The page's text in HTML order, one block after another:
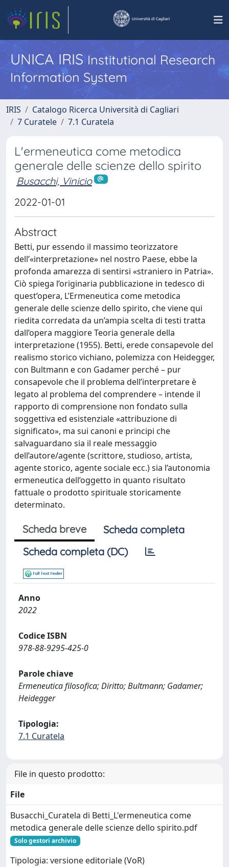
UNICA IRISInstitutional Research
Information System
IRIS
Catalogo Ricerca Università di Cagliari
7 Curatele
7.1 Curatela
L'ermeneutica come metodica
generale delle scienze dello spirito
Busacchi, Vinicio
2022-01-01
Abstract
Betti, pur essendo il massimo teorizzatore
dell’«interpretazione» nel nostro Paese, ebbe la
profonda amarezza di sentirsi «straniero in Patria».
Ciò spiega l’originaria pubblicazione in tedesco di
quest’opera, L’Ermeneutica come metodica
generale delle scienze dello spirito, che viene qui
riedita corredata da un’ampia scelta di testi tratta
dall’opera maggiore Teoria generale della
interpretazione (1955). Betti, erede consapevole del
realismo storico vichiano, polemizza con Heidegger,
con Bultmann e con Gadamer perché – pur
consapevole che il problema dell’interpretare è
legato al problema del comprendere – intende il
rapporto di comprensione non fondato sulla
soggettiva ed esistenziale «attribuzione di
significato», ma sui canoni e principi che
salvaguardano sia il reale messaggio
dell’autore/agente (scrittore, studioso, artista,
agente storico, agente sociale ecc.) sia l’autonomia
ermeneutica dell’oggetto in quanto risultato
fattuale o prodotto spirituale storicamente
determinato.
Scheda breve
Scheda completa
Scheda completa (DC)
Anno
2022
Codice ISBN
978-88-9295-425-0
Parole chiave
Ermeneutica filosofica; Diritto; Bultmann; Gadamer;
Heidegger
Tipologia:
7.1 Curatela
File in questo prodotto:
File
Busacchi_Curatela di Betti_L'ermeneutica come
metodica generale delle scienze dello spirito.pdf
Solo gestori archivio
Tipologia: versione editoriale (VoR)